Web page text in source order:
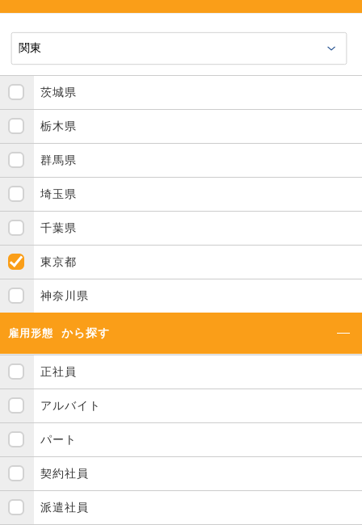
茨城県
栃木県
群馬県
埼玉県
千葉県
東京都
神奈川県
雇用形態 から探す
正社員
アルバイト
パート
契約社員
派遣社員